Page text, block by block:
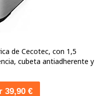
de Cecotec, con 1,5
cubeta antiadherente y
39,90 €